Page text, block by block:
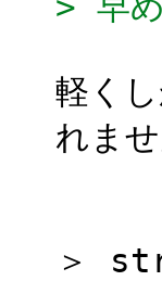
軽く
れま
＞